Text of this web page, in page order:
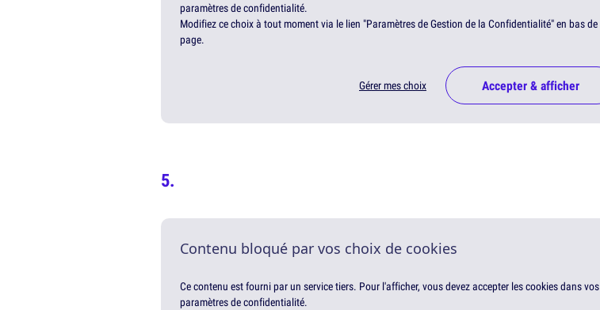
paramètres de confidentialité.
Modifiez ce choix à tout moment via le lien "Paramètres de Gestion de la Confidentialité" en bas de
page.
Gérer mes choix Accepter & afficher
Contenu bloqué par vos choix de cookies
Ce contenu est fourni par un service tiers. Pour l'afficher, vous devez accepter les cookies dans vos
paramètres de confidentialité.